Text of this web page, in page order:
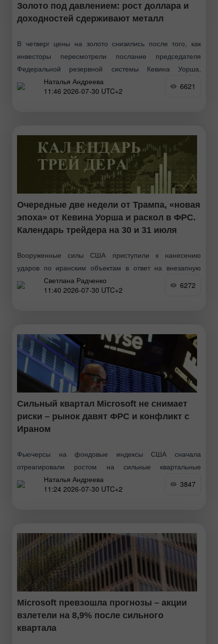
Золото под давлением: рост доллара и
доходностей сдерживают металл
В четверг цены на золото снизились после того, как
инвесторы пересмотрели послание председателя
Федеральной резервной системы Кевина Уорша,
несмотря на паузу в монетарной политике, ожидания по
инфляции и укрепление доллара
Наталья Андреева
11:46 2026-07-30 UTC+2
6621
Очередные две недели от Трампа, «новая
эпоха» от Кевина Уорша и раскол в ФРС.
Календарь трейдера на 30 и 31 июля
Вооруженные силы США приступили к нанесению
ударов по иранским объектам в ответ на внезапную
ночную атаку КСИР баллистическими ракетами по
американской военной базе и командному пункту
Светлана Радченко
11:40 2026-07-30 UTC+2
6272
Сильный квартал Microsoft не снимает
риски – рынок давят ФРС и конфликт с
Ираном
Фьючерсы на фондовые индексы США сначала
отреагировали ростом на сильные квартальные
результаты Microsoft , но затем сократили прибавки на
фоне геополитической напряженности между США и
Наталья Андреева
11:24 2026-07-30 UTC+2
3847
Microsoft превзошла прогнозы – акции
взлетели на 8,9% после сильного
квартала